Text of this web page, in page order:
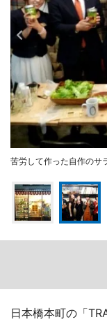
苦労して作った自作のサ
日本橋本町の「